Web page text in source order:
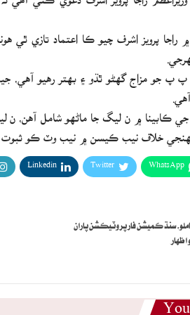
پرويز اشرف چيو ڪا اعتماد تازي ٿي
پ پ جو مزاج گهڻو ٿڌو ۽ بهتر رهيو
ڪابينا ۾ ن ليگ جا ماڻهو شامل آهن، ن
خلاف نيب ڪيسن ۾ نيب وٽ ڪو ثبوت
WhatsApp
Twitter
Linkedin
سنڌ ڪميشن فار پروٽيڪشن پاران